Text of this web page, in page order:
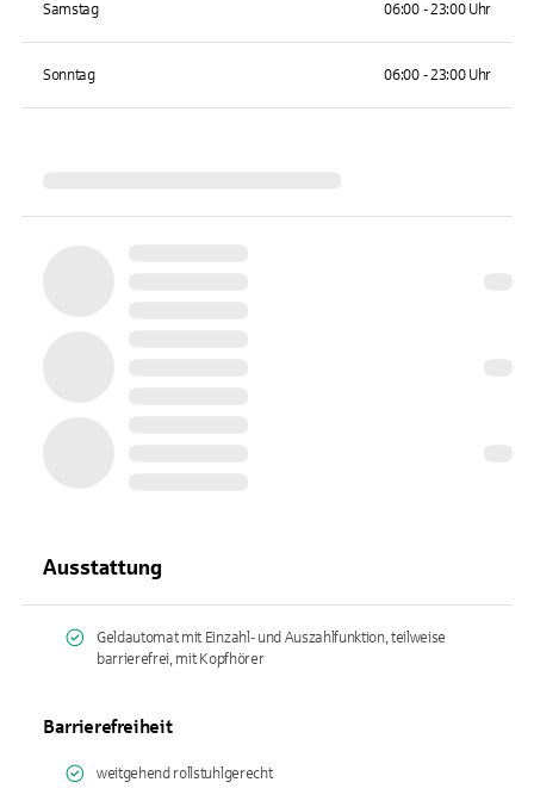
Samstag 06:00 - 23:00 Uhr
Sonntag 06:00 - 23:00 Uhr
Ausstattung
Geldautomat mit Einzahl- und Auszahlfunktion, teilweise
barrierefrei, mit Kopfhörer
Barrierefreiheit
weitgehend rollstuhlgerecht